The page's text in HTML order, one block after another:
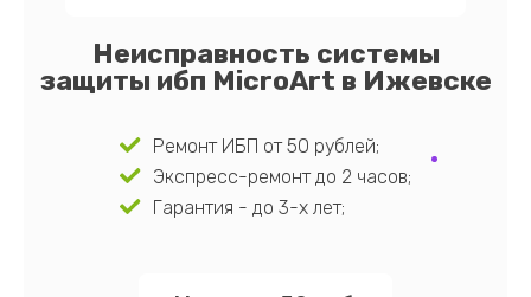
Неисправность системы
защиты ибп MicroArt в Ижевске
Ремонт ИБП от 50 рублей;
Экспресс-ремонт до 2 часов;
Гарантия - до 3-х лет;